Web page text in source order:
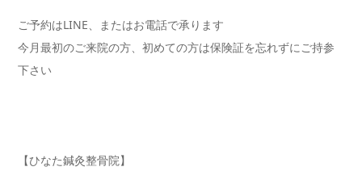
ご予約はLINE、またはお電話で承ります
今月最初のご来院の方、初めての方は保険証を忘れずにご持参
下さ い
【ひなた鍼灸整骨院】